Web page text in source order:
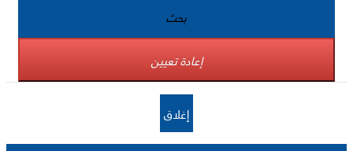
بحث
إعادة تعيين
إغلاق